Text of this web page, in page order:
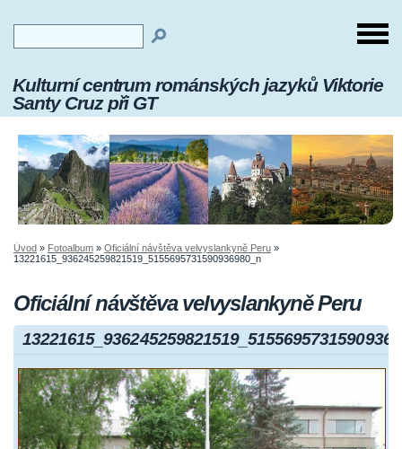
Kulturní centrum románských jazyků Viktorie
Santy Cruz při GT
Úvod » Fotoalbum » Oficiální návštěva velvyslankyně Peru »
13221615_936245259821519_5155695731590936980_n
Oficiální návštěva velvyslankyně Peru